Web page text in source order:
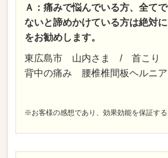
Ａ：痛みで悩んでいる方、全て
ないと諦めかけている方は絶対
をお勧めします。
東広島市 山内さま / 首こ
背中の痛み 腰椎椎間板ヘルニア
※お客様の感想であり、効果効能を保証する